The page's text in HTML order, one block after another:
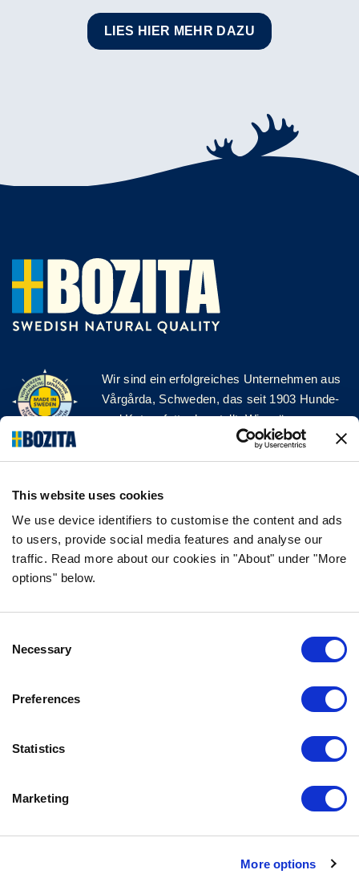
This website uses cookies
We use device identifiers to customise the content and ads
to users, provide social media features and analyse our
traffic. Read more about our cookies in "About" under "More
options" below.
Selection
Necessary
Preferences
Statistics
Marketing
More options
LIES HIER MEHR DAZU
Wir sind ein erfolgreiches Unternehmen aus
Vårgårda, Schweden, das seit 1903 Hunde-
und Katzenfutter herstellt. Wir mögen es
natürlich und einfach. Wir stellen unser
Hunde- und Katzenfutter aus hochwertigen
FOLGE UNS AUF SOCIAL MEDIA
FAQ
KONTAKTIERE UNS
Bozita